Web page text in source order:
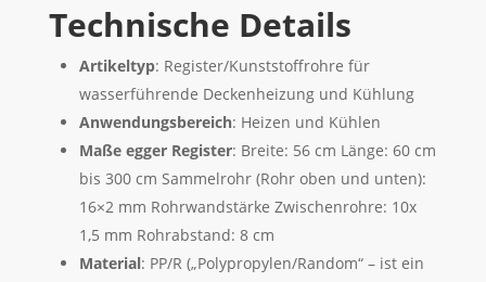
Technische Details
Artikeltyp: Register/Kunststoffrohre für
wasserführende Deckenheizung und Kühlung
Anwendungsbereich: Heizen und Kühlen
Maße egger Register: Breite: 56 cm Länge: 60 cm
bis 300 cm Sammelrohr (Rohr oben und unten):
16×2 mm Rohrwandstärke Zwischenrohre: 10x
1,5 mm Rohrabstand: 8 cm
Material: PP/R („Polypropylen/Random“ – ist ein